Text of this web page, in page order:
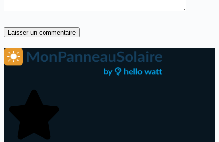
Laisser un commentaire